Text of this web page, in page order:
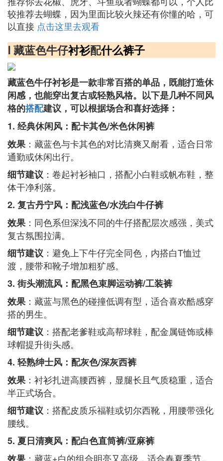
较推荐去蝴蝶，因为里面比较火辣还有你懂的哈，可
以直接 点击这里去观看
Ⅰ 藏蓝色牛仔衬衫配什么裤子
藏蓝色牛仔衬衫是一款非常百搭的单品，既能打造休
闲感，也能穿出复古或轻熟风格。以下是几种不同风
格的搭配建议，可以根据场合和喜好选择：
1. 经典休闲风：配卡其色/米色休闲裤
效果 ：藏蓝色与卡其色的对比清爽又耐看，适合日常
通勤或休闲出行。
细节建议 ：卷起衬衫袖口，搭配小白鞋或帆布鞋，整
体干净利落。
2. 复古丹宁风：配浅蓝色/水洗白牛仔裤
效果 ：同色系但深浅不同的牛仔搭配层次感强，美式
复古氛围拉满。
细节建议 ：避免上下牛仔完全同色，内搭白T恤过
渡，腰带和靴子增加粗犷感。
3. 街头潮流风：配黑色束脚运动裤/工装裤
效果 ：藏蓝与黑色的碰撞低调有型，适合喜欢酷感穿
搭的男生。
细节建议 ：搭配老爹鞋或高帮球鞋，配金属链饰或棒
球帽提升街头感。
4. 轻熟绅士风：配灰色/深灰西裤
效果 ：衬衫扎进高腰西裤，显腿长且气质稳重，适合
半正式场合。
细节建议 ：搭配皮质乐福鞋或切尔西靴，用腰带强化
腰线。
5. 夏日清爽风：配白色直筒裤/亚麻裤
：藏蓝+白的组合明亮又高级，适合春夏季节。